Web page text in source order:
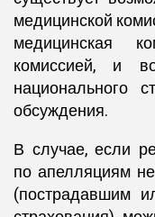
медицинской
медицинская
комиссией, и
национального
обсуждения.
В случае, если
по апелляциям
(пострадавшим